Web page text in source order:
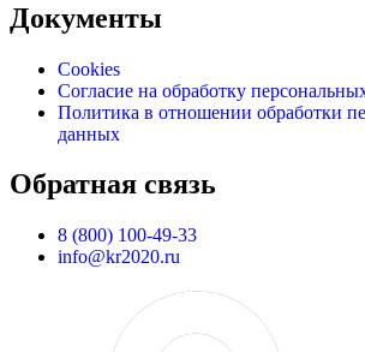
Документы
Cookies
Согласие на обработку
Политика в отношении обработки
данных
Обратная связь
8 (800) 100-49-33
info@kr2020.ru